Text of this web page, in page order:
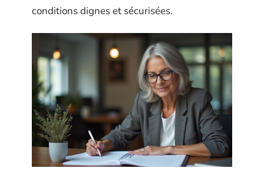
conditions dignes et sécurisées.